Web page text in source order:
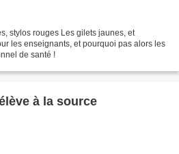
stylos rouges Les gilets jaunes, et
les enseignants, et pourquoi pas alors les
de santé !
à la source